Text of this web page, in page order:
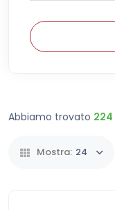
Abbiamo trovato 224
Mostra: 24